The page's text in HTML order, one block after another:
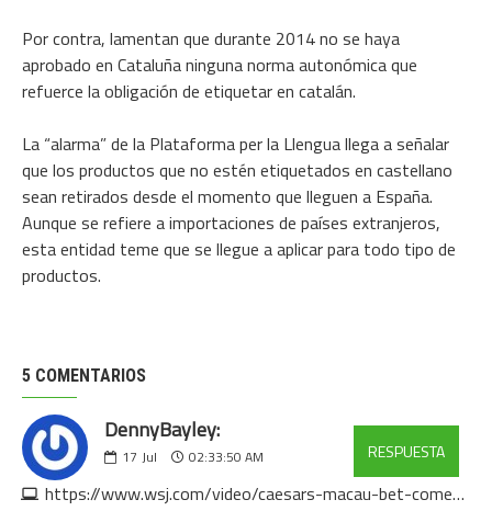
Por contra, lamentan que durante 2014 no se haya
aprobado en Cataluña ninguna norma autonómica que
refuerce la obligación de etiquetar en catalán.
La “alarma” de la Plataforma per la Llengua llega a señalar
que los productos que no estén etiquetados en castellano
sean retirados desde el momento que lleguen a España.
Aunque se refiere a importaciones de países extranjeros,
esta entidad teme que se llegue a aplicar para todo tipo de
productos.
5 COMENTARIOS
DennyBayley:
17 Jul 02:33:50 AM
https://www.wsj.com/video/caesars-macau-bet-comes-up-empty/5680BB6D-A907-460C-BE5E-84DAE9536326
RESPUESTA